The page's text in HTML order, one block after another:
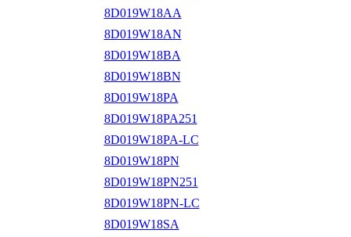
8D019W18AA
8D019W18AN
8D019W18BA
8D019W18BN
8D019W18PA
8D019W18PA251
8D019W18PA-LC
8D019W18PN
8D019W18PN251
8D019W18PN-LC
8D019W18SA